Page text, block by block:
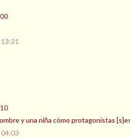
y una niña cómo protagonistas